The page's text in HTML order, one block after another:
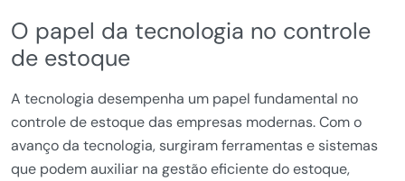
O papel da tecnologia no controle
de estoque
A tecnologia desempenha um papel fundamental no
controle de estoque das empresas modernas. Com o
avanço da tecnologia, surgiram ferramentas e sistemas
que podem auxiliar na gestão eficiente do estoque,